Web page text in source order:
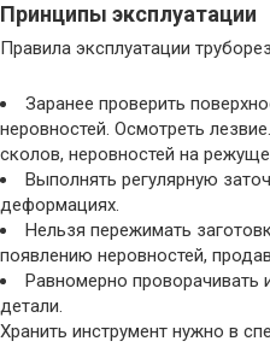
Принципы эксплуатации
Правила эксплуатации
Заранее проверить
неровностей. Осмотреть
сколов, неровностей на
Выполнять регулярную
деформациях.
Нельзя пережимать
появлению неровностей,
Равномерно проворачивать
детали.
Хранить инструмент нужно в